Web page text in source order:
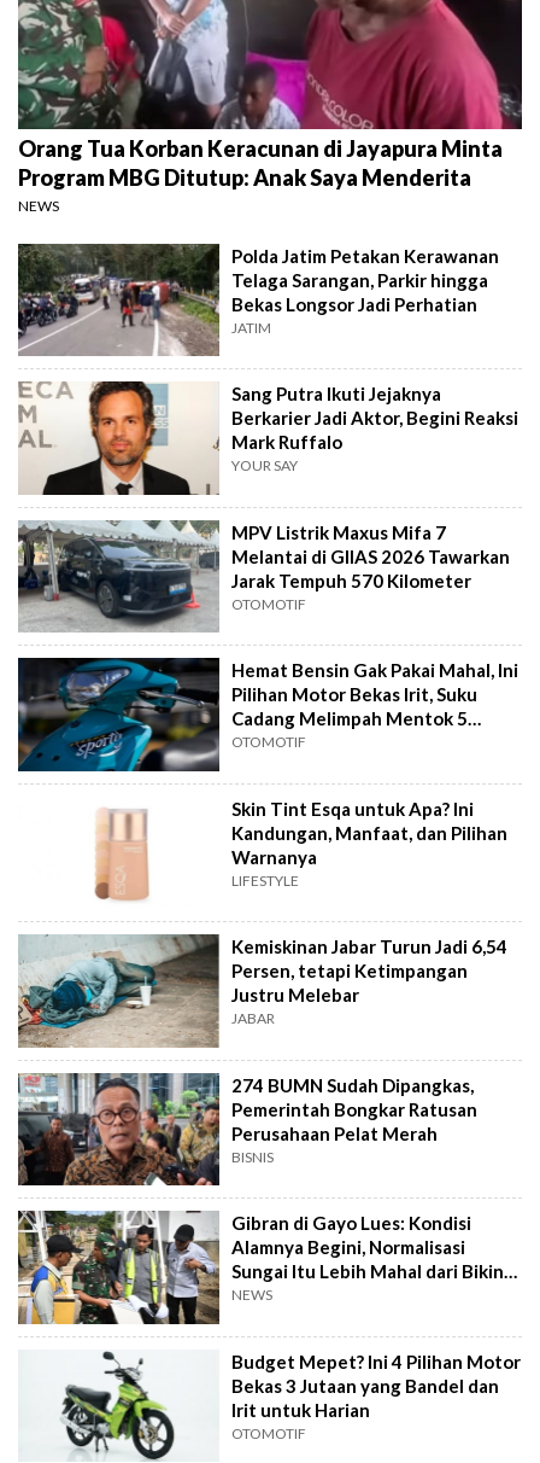
Orang Tua Korban Keracunan di Jayapura Minta
Program MBG Ditutup: Anak Saya Menderita
NEWS
Polda Jatim Petakan Kerawanan
Telaga Sarangan, Parkir hingga
Bekas Longsor Jadi Perhatian
JATIM
Sang Putra Ikuti Jejaknya
Berkarier Jadi Aktor, Begini Reaksi
Mark Ruffalo
YOUR SAY
MPV Listrik Maxus Mifa 7
Melantai di GIIAS 2026 Tawarkan
Jarak Tempuh 570 Kilometer
OTOMOTIF
Hemat Bensin Gak Pakai Mahal, Ini
Pilihan Motor Bekas Irit, Suku
Cadang Melimpah Mentok 5
Jutaan
OTOMOTIF
Skin Tint Esqa untuk Apa? Ini
Kandungan, Manfaat, dan Pilihan
Warnanya
LIFESTYLE
Kemiskinan Jabar Turun Jadi 6,54
Persen, tetapi Ketimpangan
Justru Melebar
JABAR
274 BUMN Sudah Dipangkas,
Pemerintah Bongkar Ratusan
Perusahaan Pelat Merah
BISNIS
Gibran di Gayo Lues: Kondisi
Alamnya Begini, Normalisasi
Sungai Itu Lebih Mahal dari Bikin
Jembatan
NEWS
Budget Mepet? Ini 4 Pilihan Motor
Bekas 3 Jutaan yang Bandel dan
Irit untuk Harian
OTOMOTIF